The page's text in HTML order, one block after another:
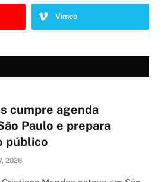
Vimeo
cumpre agenda
Paulo e prepara
público
2026